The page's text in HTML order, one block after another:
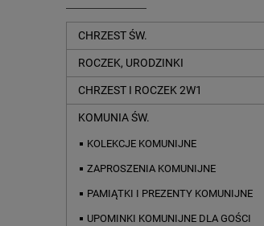
CHRZEST ŚW.
ROCZEK, URODZINKI
CHRZEST I ROCZEK 2W1
KOMUNIA ŚW.
KOLEKCJE KOMUNIJNE
ZAPROSZENIA KOMUNIJNE
PAMIĄTKI I PREZENTY KOMUNIJNE
UPOMINKI KOMUNIJNE DLA GOŚCI